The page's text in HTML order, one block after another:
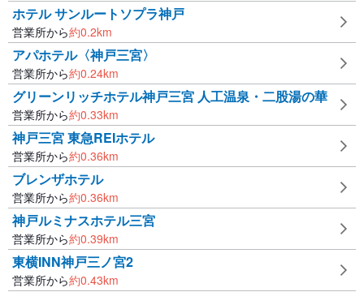
ホテル サンルートソプラ神戸
営業所から約0.2km
アパホテル〈神戸三宮〉
営業所から約0.24km
グリーンリッチホテル神戸三宮 人工温泉・二股湯の華
営業所から約0.33km
神戸三宮 東急REIホテル
営業所から約0.36km
ブレンザホテル
営業所から約0.36km
神戸ルミナスホテル三宮
営業所から約0.39km
東横INN神戸三ノ宮2
営業所から約0.43km